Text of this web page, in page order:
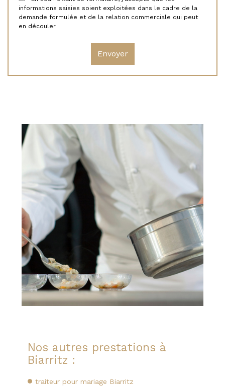
informations saisies soient exploitées dans le cadre de la
demande formulée et de la relation commerciale qui peut
en découler.
Nos autres prestations à
Biarritz :
traiteur pour mariage Biarritz